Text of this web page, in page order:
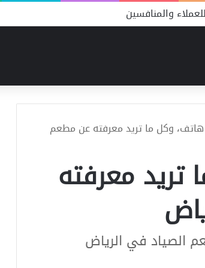
والمنافسين
هاتف، وكل ما تريد معرفته عن مطعم
تريد معرفته
الصياد في الرياض